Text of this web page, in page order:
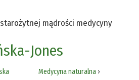
mądrości medycyny
Jones
Medycyna naturalna›